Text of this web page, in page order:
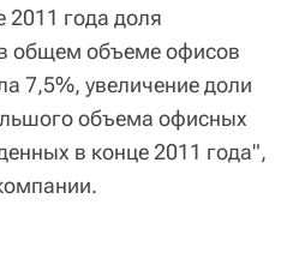
2011 года доля
общем объеме офисов
7,5%, увеличение доли
объема офисных
в конце 2011 года",